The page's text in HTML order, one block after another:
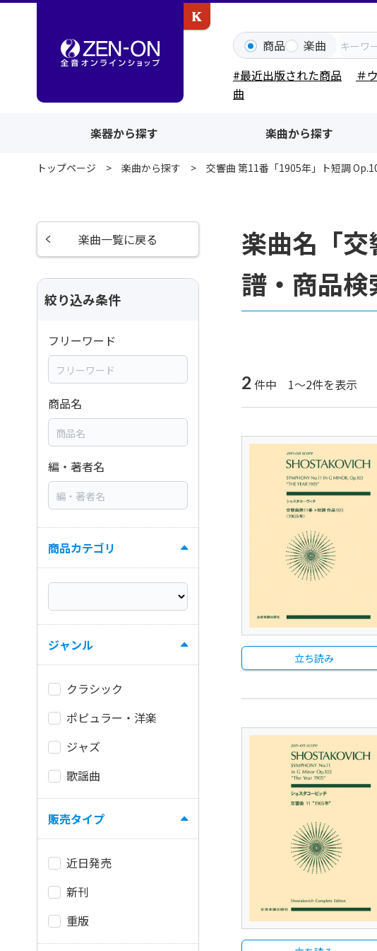
商品 楽曲
#最近出版された商品
＃
曲
楽器から探す 楽曲から探す
トップページ 楽曲から探す 交響曲 第11番「1905年」ト短調
楽曲名「
譜・商品検
2 件中 1～2件を表示
立ち読み
楽曲一覧に戻る
絞り込み条件
フリーワード
商品名
編・著者名
商品カテゴリ
ジャンル
クラシック
ポピュラー・洋楽
ジャズ
歌謡曲
販売タイプ
近日発売
新刊
重版